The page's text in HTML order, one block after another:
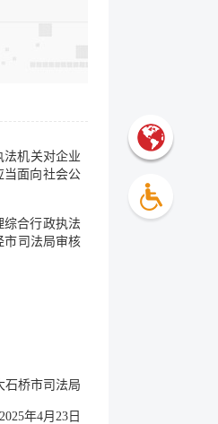
法机关对企业
当面向社会公
综合行政执法
市司法局审核
石桥市司法局
2025年4月23日